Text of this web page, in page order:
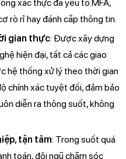
xác thực đa yếu tố MFA,
rò rỉ hay đánh cắp thông tin.
gian thực: Được xây dựng
hiện đại, tất cả các giao
hệ thống xử lý theo thời gian
chính xác tuyệt đối, đảm bảo
diễn ra thông suốt, không
tận tâm: Trong suốt quá
toán, đội ngũ chăm sóc